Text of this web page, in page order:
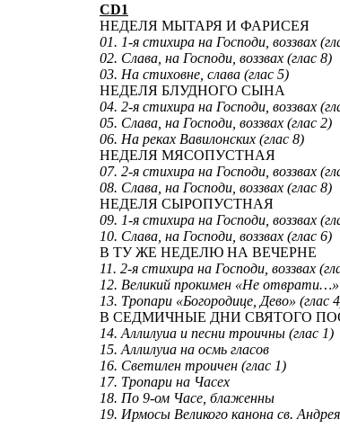
CD1
НЕДЕЛЯ МЫТАРЯ И ФАРИСЕЯ
01. 1-я стихира на Господи, воззвах
02. Слава, на Господи, воззвах (глас 8)
03. На стиховне, слава (глас 5)
НЕДЕЛЯ БЛУДНОГО СЫНА
04. 2-я стихира на Господи, воззвах
05. Слава, на Господи, воззвах (глас 2)
06. На реках Вавилонских (глас 8)
НЕДЕЛЯ МЯСОПУСТНАЯ
07. 2-я стихира на Господи, воззвах
08. Слава, на Господи, воззвах (глас 8)
НЕДЕЛЯ СЫРОПУСТНАЯ
09. 1-я стихира на Господи, воззвах
10. Слава, на Господи, воззвах (глас 6)
В ТУ ЖЕ НЕДЕЛЮ НА ВЕЧЕРНЕ
11. 2-я стихира на Господи, воззвах
12. Великий прокимен «Не отврати…»
13. Тропари «Богородице, Дево» (глас
В СЕДМИЧНЫЕ ДНИ СВЯТОГО
14. Аллилуиа и песни троичны (глас 1)
15. Аллилуиа на осмь гласов
16. Светилен троичен (глас 1)
17. Тропари на Часех
18. По 9-ом Часе, блаженны
19. Ирмосы Великого канона св.